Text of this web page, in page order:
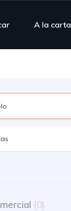
A la carta
(0)